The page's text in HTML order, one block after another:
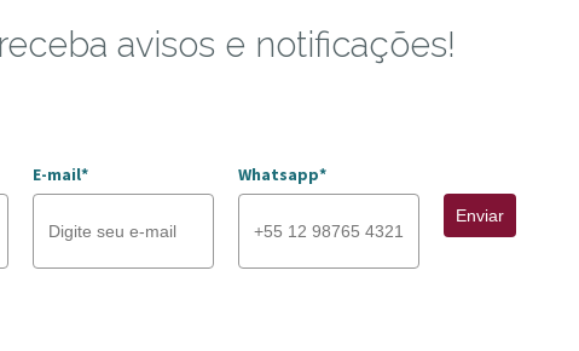
avisos e notificações!
E-mail* Whatsapp*
Enviar